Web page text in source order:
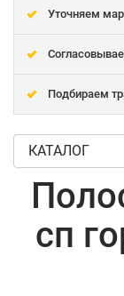
Уточняем
Подбираем
КАТАЛОГ
сп